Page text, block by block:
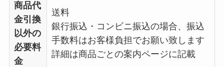
商品代
金引換
以外の
必要料
金
送料
銀行振込・コンビニ振込の場合、振込
手数料はお客様負担でお願い致します
詳細は商品ごとの案内ページに記載